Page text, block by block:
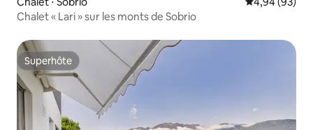
Chalet « Lari » sur les monts de Sobrio
Superhôte
Superhôte